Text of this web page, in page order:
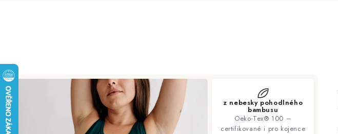
z nebesky pohodlného
bambusu
Oeko-Tex® 100 –
certifikované i pro kojence